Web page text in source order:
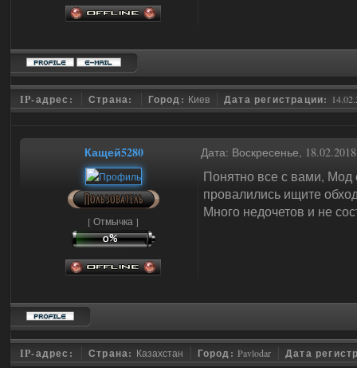
IP-адрес: Страна: Город: Киев Дата регистрации:
Кащей5280 Дата: Воскресенье,
[ Отмычка ]
Понятно все с вами, Мод
провалились ищите
Много недочетов и не
IP-адрес: Страна: Казахстан Город:Pavlodar Дата